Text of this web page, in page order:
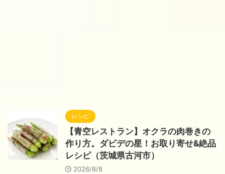
レシピ
【青空レストラン】オクラの肉巻きの
作り方。ダビデの星！お取り寄せ&絶品
レシピ（茨城県古河市）
2026/8/8